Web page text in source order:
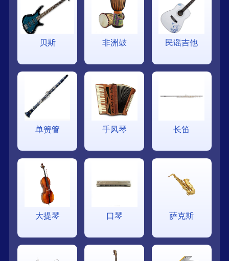
贝斯 非洲鼓 民谣吉他
单簧管 手风琴 长笛
大提琴 口琴 萨克斯